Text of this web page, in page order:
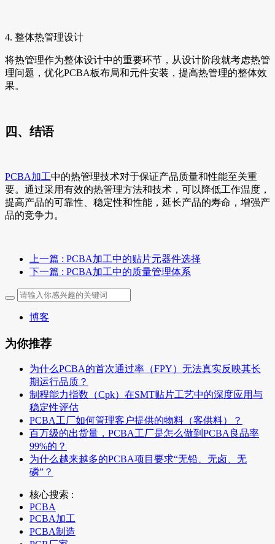
4. 整体热管理设计
将热管理作为整体设计中的重要环节，从设计阶段就考虑热管
理问题，优化PCBA板布局和元件安装，提高热管理的整体效
果。
四、结语
PCBA加工中的热管理技术对于保证产品质量和性能至关重
要。通过采用有效的热管理方法和技术，可以降低工作温度，
提高产品的可靠性、稳定性和性能，延长产品的寿命，增强产
品的竞争力。
上一篇 : PCBA加工中的贴片元器件选择
下一篇 : PCBA加工中的质量管理体系
博客
为你推荐
为什么PCBA的首次通过率（FPY）无法真实反映其长
期运行品质？
制程能力指数（Cpk）在SMT贴片工艺中的深度应用与
稳定性评估
PCBA工厂如何管理客户提供的物料（客供料）？
百万级的出货量，PCBA工厂是怎么做到PCBA良品率
99%的？
为什么越来越多的PCBA项目要求“无铅、无卤、无
磷”？
核心搜索 :
PCBA
PCBA加工
PCBA制造